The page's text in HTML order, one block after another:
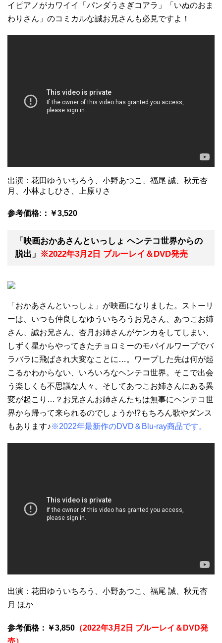
イピアノがカワイイ「パンダうさぎコアラ」「いぬのおま
わりさん」のコミカルな誠お兄さんも必見ですよ！
出演：花田ゆういちろう、小野あつこ、福尾 誠、秋元杏
月、小林よしひさ、上原りさ
参考価格:：￥3,520
「映画おかあさんといっしょ ヘンテコ世界からの
脱出」 ※2022年3月2日 ブルーレイ＆DVD発売
「おかあさんといっしょ」が映画になりました。ストーリ
ーは、いつも仲良しなゆういちろうお兄さん、あつこお姉
さん、誠お兄さん、杏月お姉さんがケンカをしてしまい、
しずく星からやってきたチョロミーのモバイルワープでバ
ラバラに飛ばされ大変なことに…。ワープした先は何が起
こるかわからない、いろいろなヘンテコ世界。そこで出会
う楽しくも不思議な人々。そしてあつこお姉さんにある異
変が起こり…？お兄さんお姉さんたちは無事にヘンテコ世
界から帰って来られるのでしょうか!?もちろん歌やダンス
もあります♪※2022年最新作のDVD＆Blu-ray商品です。
出演：花田ゆういちろう、小野あつこ、福尾 誠、秋元杏
月 ほか
参考価格：￥3,850 （2022年3月2日 ブルーレイ＆DVD発
売）